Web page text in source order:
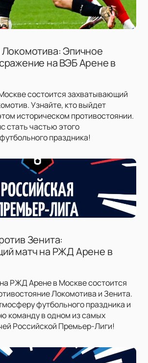
Эпичное
на ВЭБ Арене в
состоится захватывающий
Узнайте, кто выйдет
историческом противостоянии.
стать частью этого
праздника!
Зенита:
матч на РЖД Арене в
РЖД Арене в Москве состоится
Локомотива и Зенита.
футбольного праздника и
команду в одном из самых
Российской Премьер-Лиги!